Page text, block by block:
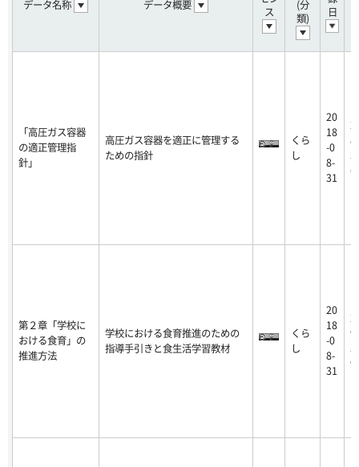
データ名称 データ概要
ス
(分
類)
日
「高圧ガス容器
の適正管理指
針」
高圧ガス容器を適正に管理する
ための指針
くら
し
20
18
-0
8-
31
6
第２章「学校に
おける食育」の
推進方法
学校における食育推進のための
指導手引きと食生活学習教材
くら
し
20
18
-0
8-
31
9